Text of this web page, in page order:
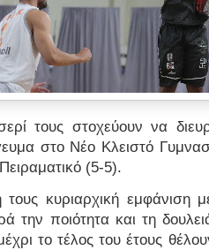
τους στοχεύουν να
στο Νέο Κλειστό
(5-5).
τους κυριαρχική εμφάνιση
την ποιότητα και τη
το τέλος του έτους